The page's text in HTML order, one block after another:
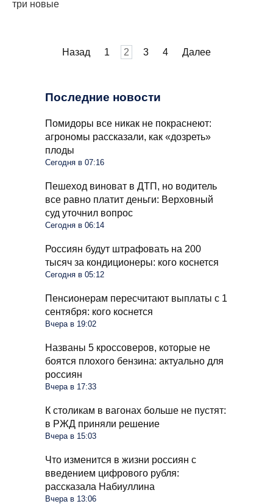
три новые
Назад 1 2 3 4 Далее
Последние новости
Помидоры все никак не покраснеют:
агрономы рассказали, как «дозреть»
плоды
Сегодня в 07:16
Пешеход виноват в ДТП, но водитель
все равно платит деньги: Верховный
суд уточнил вопрос
Сегодня в 06:14
Россиян будут штрафовать на 200
тысяч за кондиционеры: кого коснется
Сегодня в 05:12
Пенсионерам пересчитают выплаты с 1
сентября: кого коснется
Вчера в 19:02
Названы 5 кроссоверов, которые не
боятся плохого бензина: актуально для
россиян
Вчера в 17:33
К столикам в вагонах больше не пустят:
в РЖД приняли решение
Вчера в 15:03
Что изменится в жизни россиян с
введением цифрового рубля:
рассказала Набиуллина
Вчера в 13:06